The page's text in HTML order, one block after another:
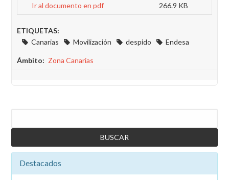
Ir al documento en pdf 266.9 KB
ETIQUETAS:
Canarias
Movilización despido Endesa
Ámbito Zona Canarias
Destacados